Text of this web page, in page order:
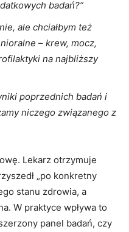
badań?”
ale chciałbym też
– krew, mocz,
na najbliższy
poprzednich badań i
niczego związanego z
Lekarz otrzymuje
„po konkretny
stanu zdrowia, a
W praktyce wpływa to
panel badań, czy